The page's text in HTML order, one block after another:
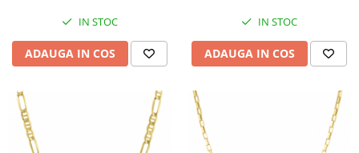
IN STOC
ADAUGA IN COS
IN STOC
ADAUGA IN COS